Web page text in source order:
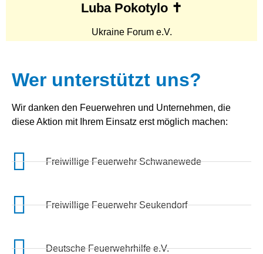
Luba Pokotylo ✝
Ukraine Forum e.V.
Wer unterstützt uns?
Wir danken den Feuerwehren und Unternehmen, die
diese Aktion mit Ihrem Einsatz erst möglich machen:
Freiwillige Feuerwehr Schwanewede
Freiwillige Feuerwehr Seukendorf
Deutsche Feuerwehrhilfe e.V.